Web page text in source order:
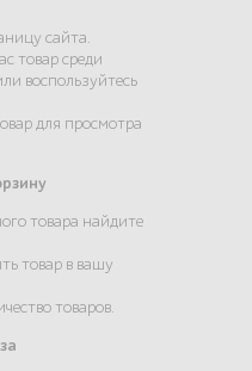
сайта.
товар среди
воспользуйтесь
для просмотра
товара найдите
товар в вашу
товаров.